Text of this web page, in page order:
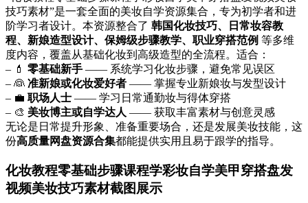
技巧素材”是一套全面的美妆自学资源集合，专为初学者和进
阶学习者设计。本资源整合了 韩国化妆技巧、日常妆容教
程、新娘造型设计、保姆级步骤教学、职业穿搭范例 等多维
度内容，覆盖从基础化妆到高级造型的全流程。适合：
– 💄 零基础新手 —— 系统学习化妆步骤，避免常见误区
– 👰 准新娘或化妆爱好者 —— 掌握专业新娘妆与发型设计
– 💼 职场人士 —— 学习日常通勤妆与得体穿搭
– 🎨 美妆博主或自学达人 —— 获取丰富素材与创意灵感
无论是日常提升形象、准备重要场合，还是发展美妆技能，这
份高质量网盘资源合集都能提供实用且易于跟学的指导。
化妆教程零基础步骤课程学彩妆自学美甲穿搭盘发
视频美妆技巧素材截图展示